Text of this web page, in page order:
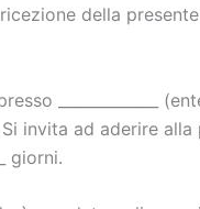
ricezione della
_____________
Si invita ad aderire
giorni.